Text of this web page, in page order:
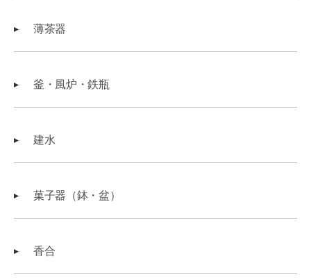
薄茶器
釜・風炉・鉄瓶
建水
菓子器（鉢・盆）
香合